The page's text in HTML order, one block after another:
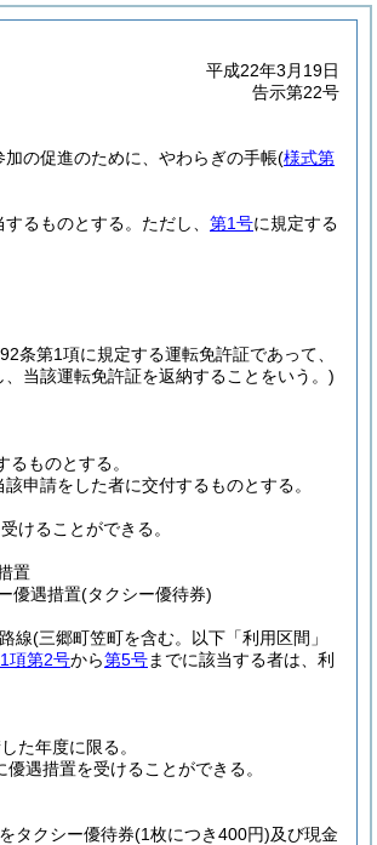
平成22年3月19日
告示第22号
の促進のために、やわらぎの手帳(様式第
るものとする。 ただし、 第1号に規定する
条第1項に規定する運転免許証であって、
当該運転免許証を返納することをいう。)
るものとする。
申請をした者に交付するものとする。
けることができる。
置
優遇措置(タクシー優待券)
線(三郷町笠町を含む。以下「利用区間」
項第2号から第5号までに該当する者は、利
た年度に限る。
遇措置を受けることができる。
タクシー優待券(1枚につき400円)及び現金